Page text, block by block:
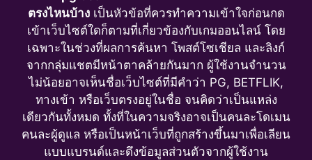
ตรงไหนบ้างเป็นหัวข้อที่ควรทำความเข้าใจก่อนกด
เข้าเว็บไซต์ใดก็ตามที่เกี่ยวข้องกับเกมออนไลน์ โดย
เฉพาะในช่วงที่ผลการค้นหา โพสต์โซเชียล และลิงก์
จากกลุ่มแชตมีหน้าตาคล้ายกันมาก ผู้ใช้งานจำนวน
ไม่น้อยอาจเห็นชื่อเว็บไซต์ที่มีคำว่า PG, BETFLIK,
ทางเข้า หรือเว็บตรงอยู่ในชื่อ จนคิดว่าเป็นแหล่ง
เดียวกันทั้งหมด ทั้งที่ในความจริงอาจเป็นคนละโดเมน
คนละผู้ดูแล หรือเป็นหน้าเว็บที่ถูกสร้างขึ้นมาเพื่อเลียน
แบบแบรนด์และดึงข้อมูลส่วนตัวจากผู้ใช้งาน